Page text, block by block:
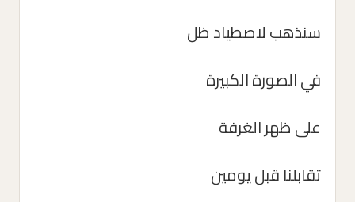
سنذهب لاصطياد ظل
في الصورة الكبيرة
على ظهر الغرفة
تقابلنا قبل يومين